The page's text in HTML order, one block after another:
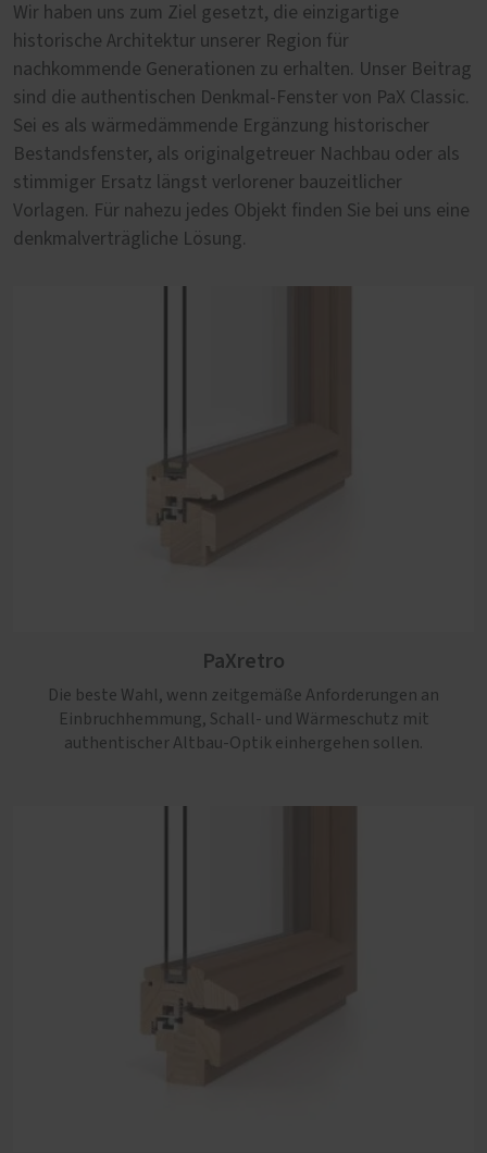
Wir haben uns zum Ziel gesetzt, die einzigartige
historische Architektur unserer Region für
nachkommende Generationen zu erhalten. Unser Beitrag
sind die authentischen Denkmal-Fenster von PaX Classic.
Sei es als wärmedämmende Ergänzung historischer
Bestandsfenster, als originalgetreuer Nachbau oder als
stimmiger Ersatz längst verlorener bauzeitlicher
Vorlagen. Für nahezu jedes Objekt finden Sie bei uns eine
denkmalverträgliche Lösung.
PaXretro
Die beste Wahl, wenn zeitgemäße Anforderungen an
Einbruchhemmung, Schall- und Wärmeschutz mit
authentischer Altbau-Optik einhergehen sollen.
Nicht jeder Altbau steht automatisch unter
Denkmalschutz. Aber lohnt es sich deshalb eine
historische Fassade mit unpassenden Fenstern zu
entstellen? Wir sagen nein und bieten Fensterprofile von
PaX Classic, die speziell für die Sanierung von Altbau-
Immobilien entwickelt wurden. Dabei stehen sich die
harmonische Eingliederung in die Fassade und ein
zeitgemäßer Wohnkomfort nicht im Wege.
Nicht nur die klassische Anmutung überzeugt bei diesem
Profil. Auch die große Bandbreite der möglichen
Ausstattungen ist einzigartig.